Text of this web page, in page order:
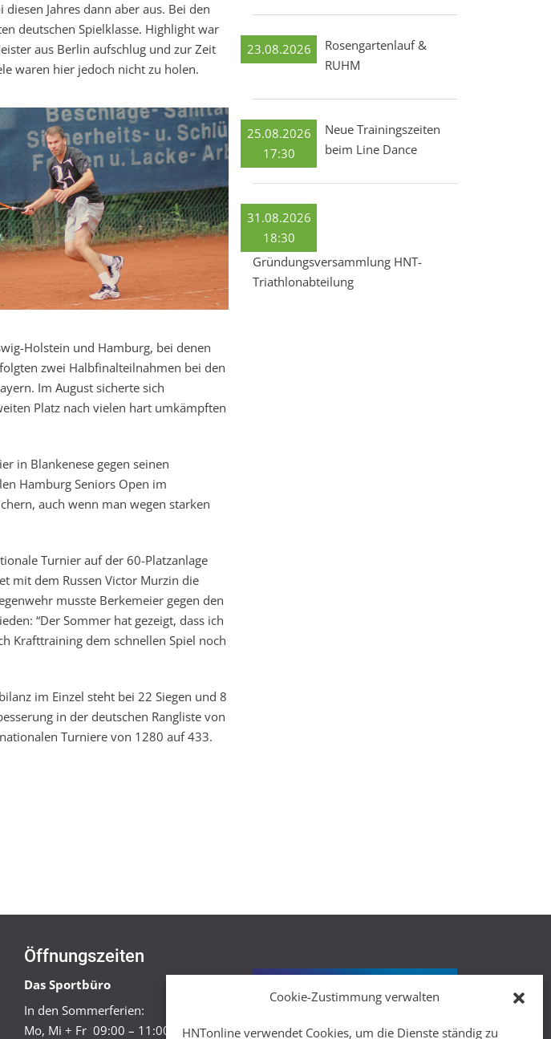
Cookie-Zustimmung verwalten
HNTonline verwendet Cookies, um die Dienste ständig zu
Jahres dann aber aus. Bei den
deutschen Spielklasse. Highlight war
aus Berlin aufschlug und zur Zeit
waren hier jedoch nicht zu holen.
Holstein und Hamburg, bei denen
zwei Halbfinalteilnahmen bei den
Im August sicherte sich
Platz nach vielen hart umkämpften
in Blankenese gegen seinen
Hamburg Seniors Open im
auch wenn man wegen starken
Turnier auf der 60-Platzanlage
mit dem Russen Victor Murzin die
musste Berkemeier gegen den
“Der Sommer hat gezeigt, dass ich
Krafttraining dem schnellen Spiel noch
im Einzel steht bei 22 Siegen und 8
in der deutschen Rangliste von
Turniere von 1280 auf 433.
23.08.2026
Rosengartenlauf &
RUHM
25.08.2026
17:30
Neue Trainingszeiten
beim Line Dance
31.08.2026
18:30
Gründungsversammlung HNT-
Triathlonabteilung
Öffnungszeiten
Das Sportbüro
In den Sommerferien:
Mo, Mi + Fr 09:00 – 11:00 Uhr